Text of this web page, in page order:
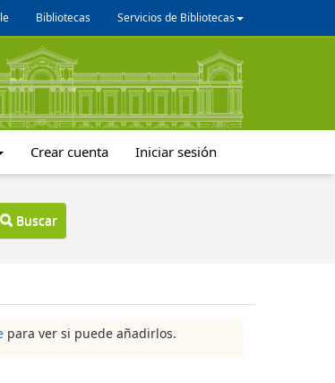
Bibliotecas Servicios de Bibliotecas
Crear cuenta Iniciar sesión
Buscar
para ver si puede añadirlos.